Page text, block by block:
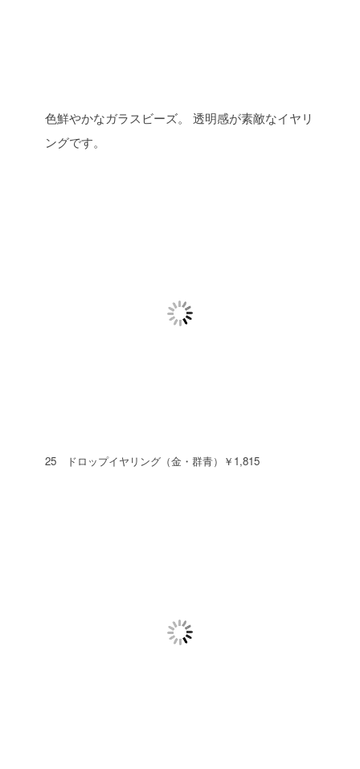
色鮮やかなガラスビーズ。
透明感が素敵なイヤリ
ングです。
25 ドロップイヤリング（金・群青）￥1,815